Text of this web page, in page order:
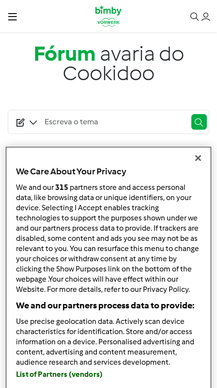
Passar para o conteúdo principal
Fórum avaria do
Cookidoo
Filtro
Ordenar por:
Mais Recentes
Resultados por página:
10
Responder mensagem
An0quinhas Membro desde : 15.12.2015
We Care About Your Privacy
We and our315 partners store and access personal
data, like browsing data or unique identifiers, on your
device. Selecting I Accept enables tracking
technologies to support the purposes shown under we
and our partners process data to provide. If trackers are
disabled, some content and ads you see may not be as
relevant to you. You can resurface this menu to change
your choices or withdraw consent at any time by
clicking the Show Purposes link on the bottom of the
webpage .Your choices will have effect within our
Website. For more details, refer to our Privacy Policy.
We and our partners process data to provide:
Use precise geolocation data. Actively scan device
characteristics for identification. Store and/or access
information on a device. Personalised advertising and
content, advertising and content measurement,
audience research and services development.
List of Partners (vendors)